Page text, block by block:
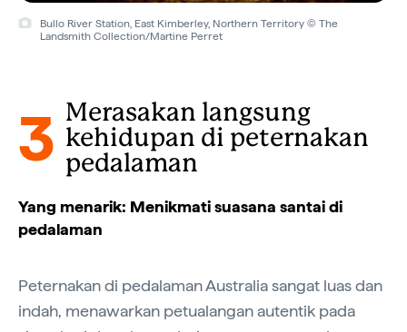
Bullo River Station, East Kimberley, Northern Territory © The
Landsmith Collection/Martine Perret
3 Merasakan langsung
kehidupan di peternakan
pedalaman
Yang menarik: Menikmati suasana santai di
pedalaman
Peternakan di pedalaman Australia sangat luas dan
indah, menawarkan petualangan autentik pada